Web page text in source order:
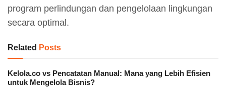
program perlindungan dan pengelolaan lingkungan
secara optimal.
Related Posts
Kelola.co vs Pencatatan Manual: Mana yang Lebih Efisien
untuk Mengelola Bisnis?